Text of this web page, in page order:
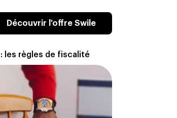
Découvrir l'offre Swile
les règles de fiscalité